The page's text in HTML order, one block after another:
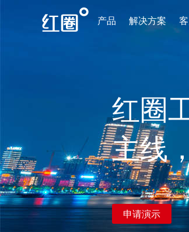
产品 解决方案
红圈
主线
申请演示